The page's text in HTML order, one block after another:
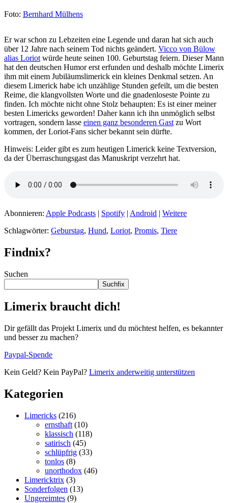
Foto: Bernhard Mülhens
Er war schon zu Lebzeiten eine Legende und daran hat sich auch
über 12 Jahre nach seinem Tod nichts geändert. Vicco von Bülow
alias Loriot würde heute seinen 100. Geburtstag feiern. Dieser Mann
hat den deutschen Humor erst erfunden und deshalb möchte Limerix
ihm mit einem Jubiläumslimerick ein kleines Denkmal setzen. An
diesem Limerick habe ich unzählige Stunden gefeilt, um die besten
Reime, die klangvollsten Worte und die gnadenloseste Pointe zu
finden. Ich möchte nicht ohne Stolz behaupten: Es ist einer meiner
besten Limericks geworden! Daher kann ich ihn unmöglich selbst
vortragen, sondern lasse einen ganz besonderen Gast zu Wort
kommen, der Loriot-Fans sicher bekannt sein dürfte.
Hinweis: Leider gibt es zum heutigen Limerick keine Textversion,
da der Überraschungsgast das Manuskript verzehrt hat.
Abonnieren: Apple Podcasts | Spotify | Android | Weitere
Schlagwörter: Geburstag, Hund, Loriot, Promis, Tiere
Findnix?
Suchen
Suchfix
Limerix braucht dich!
Dir gefällt das Projekt Limerix und du möchtest helfen, es bekannter
und besser zu machen?
Paypal-Spende
Kein Geld? Kein PayPal? Limerix anderweitig unterstützen
Kategorien
Limericks (216)
ernsthaft (10)
klassisch (118)
satirisch (45)
schlüpfrig (33)
tonlos (8)
unorthodox (46)
Limericktrix (3)
Sonderfolgen (13)
Ungereimtes (9)